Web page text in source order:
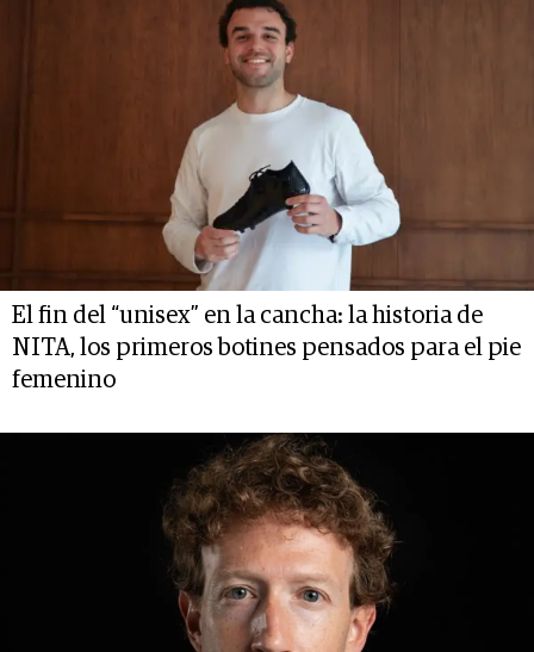
El fin del “unisex” en la cancha: la historia de
NITA, los primeros botines pensados para el pie
femenino